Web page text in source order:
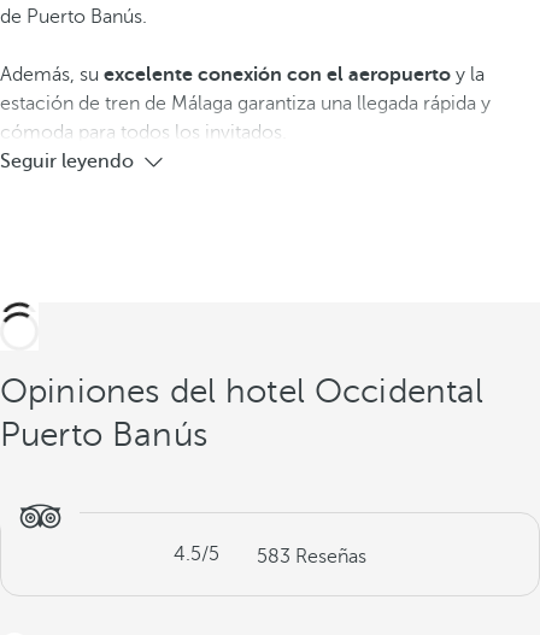
de Puerto Banús.
Además, su excelente conexión con el aeropuerto y la
estación de tren de Málaga garantiza una llegada rápida y
cómoda para todos los invitados.
Seguir leyendo
Opiniones del hotel Occidental
Puerto Banús
4.5/5 583 Reseñas